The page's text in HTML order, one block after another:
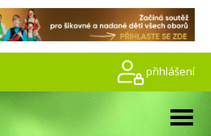
přihlášení